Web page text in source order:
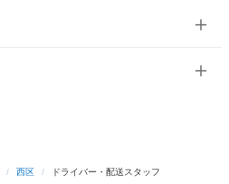
/ 西区 / ドライバー・配送スタッフ